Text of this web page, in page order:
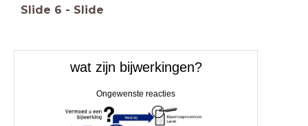
Slide 6 - Slide
wat zijn bijwerkingen?
Ongewenste reacties